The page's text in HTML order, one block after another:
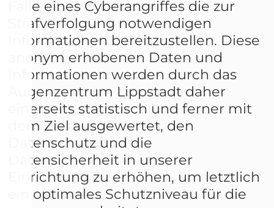
Falle eines Cyberangriffes die zur
Strafverfolgung notwendigen
Informationen bereitzustellen. Diese
anonym erhobenen Daten und
Informationen werden durch das
Augenzentrum Lippstadt daher
einerseits statistisch und ferner mit
dem Ziel ausgewertet, den
Datenschutz und die
Datensicherheit in unserer
Einrichtung zu erhöhen, um letztlich
ein optimales Schutzniveau für die